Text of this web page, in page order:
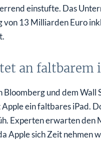
einstufte. Das
von 13 Milliarden Euro
an faltbarem
Bloomberg und dem Wall
ein faltbares iPad.
Experten erwarten
Apple sich Zeit nehmen